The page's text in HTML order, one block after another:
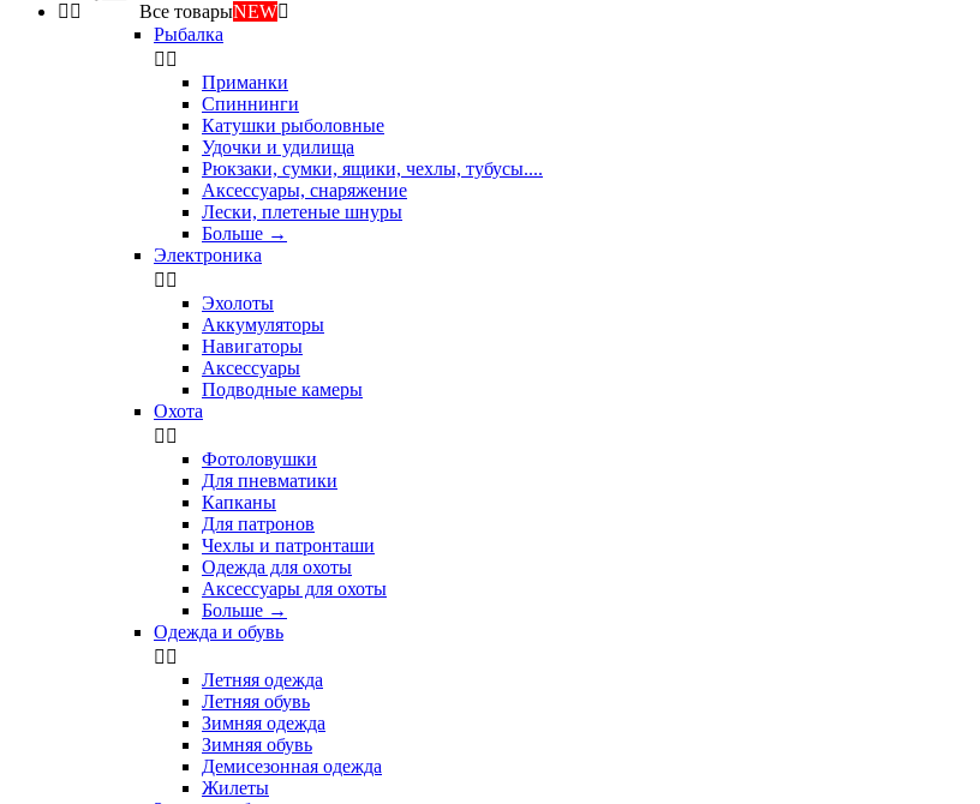
  Все товарыNEW
Рыбалка
 
Приманки
Спиннинги
Катушки рыболовные
Удочки и удилища
Рюкзаки, сумки, ящики, чехлы, тубусы....
Аксессуары, снаряжение
Лески, плетеные шнуры
Больше →
Электроника
 
Эхолоты
Аккумуляторы
Навигаторы
Аксессуары
Подводные камеры
Охота
 
Фотоловушки
Для пневматики
Капканы
Для патронов
Чехлы и патронташи
Одежда для охоты
Аксессуары для охоты
Больше →
Одежда и обувь
 
Летняя одежда
Летняя обувь
Зимняя одежда
Зимняя обувь
Демисезонная одежда
Жилеты